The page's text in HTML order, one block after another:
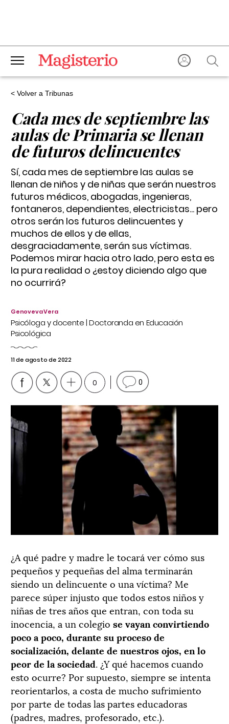
< Volver a Tribunas
Cada mes de septiembre las
aulas de Primaria se llenan
de futuros delincuentes
Sí, cada mes de septiembre las aulas se
llenan de niños y de niñas que serán nuestros
futuros médicos, abogadas, ingenieras,
fontaneros, dependientes, electricistas... pero
otros serán los futuros delincuentes y
muchos de ellos y de ellas,
desgraciadamente, serán sus víctimas.
Podemos mirar hacia otro lado, pero esta es
la pura realidad o ¿estoy diciendo algo que
no ocurrirá?
Genoveva Vera
Psicóloga y docente | Doctoranda en Educación
Psicológica
11 de agosto de 2022
0 0
¿A qué padre y madre le tocará ver cómo sus
pequeños y pequeñas del alma terminarán
siendo un delincuente o una víctima? Me
parece súper injusto que todos estos niños y
niñas de tres años que entran, con toda su
inocencia, a un colegio se vayan convirtiendo
poco a poco, durante su proceso de
socialización, delante de nuestros ojos, en lo
peor de la sociedad. ¿Y qué hacemos cuando
esto ocurre? Por supuesto, siempre se intenta
reorientarlos, a costa de mucho sufrimiento
por parte de todas las partes educadoras
(padres, madres, profesorado, etc.).